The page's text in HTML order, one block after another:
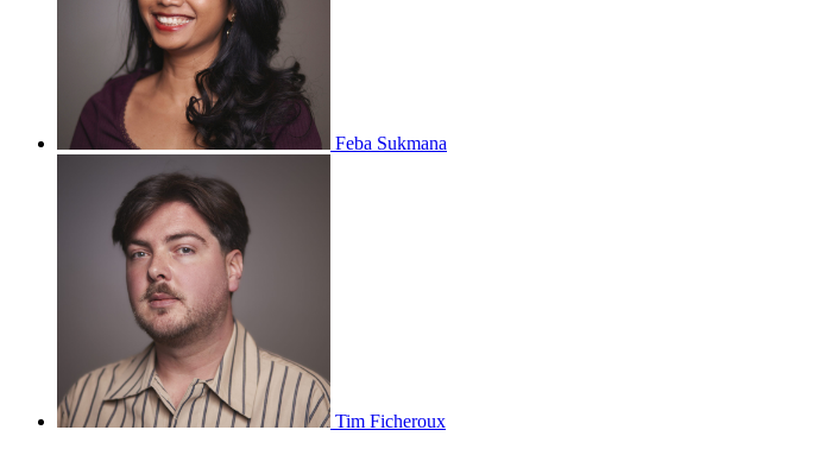
Feba Sukmana
Tim Ficheroux